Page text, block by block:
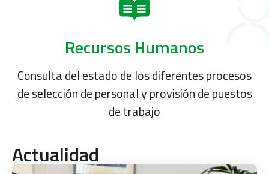
Recursos Humanos
Consulta del estado de los diferentes procesos
de selección de personal y provisión de puestos
de trabajo
Actualidad